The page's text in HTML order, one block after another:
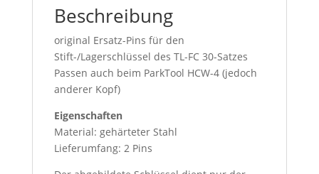
Beschreibung
original Ersatz-Pins für den
Stift-/Lagerschlüssel des TL-FC 30-Satzes
Passen auch beim ParkTool HCW-4 (jedoch
anderer Kopf)
Eigenschaften
Material: gehärteter Stahl
Lieferumfang: 2 Pins